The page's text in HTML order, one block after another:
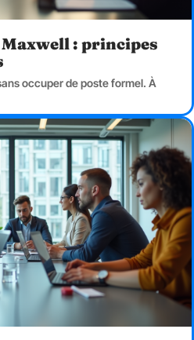
: principes
occuper de poste formel. À